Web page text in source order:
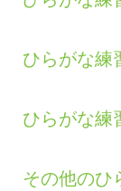
ひらがな練
ひらがな練
その他のひ